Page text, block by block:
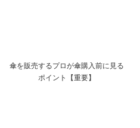
傘を販売するプロが傘購入前に見る
ポイント【重要】